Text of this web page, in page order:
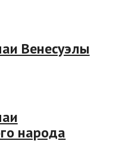
Венесуэлы
народа